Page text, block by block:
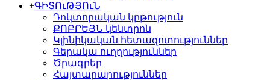
+ԳԻՏՈւԹՅՈւՆ
Դոկտորական կրթություն
ՔՈԲՐԵՅՆ կենտրոն
Կլինիկական հետազոտություններ
Գերակա ուղղություններ
Ծրագրեր
Հայտարարություններ